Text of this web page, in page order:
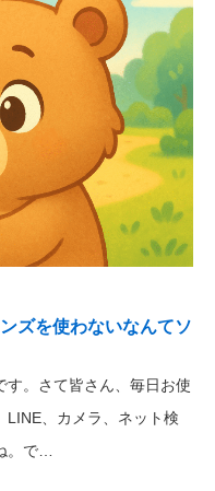
ズを使わないなんてソ
す。さて皆さん、毎日お使
LINE、カメラ、ネット検
。で…